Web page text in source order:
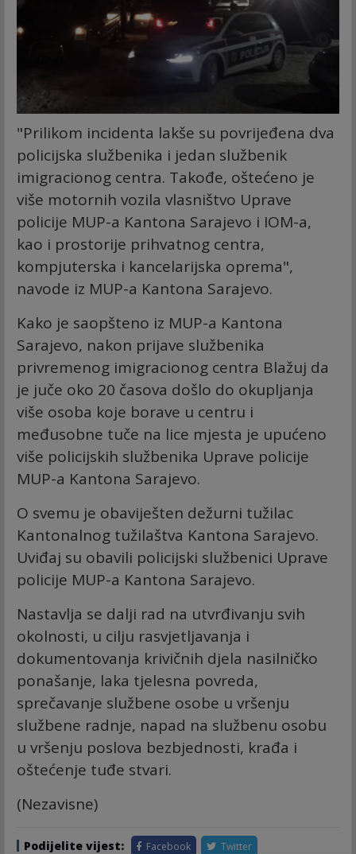
"Prilikom incidenta lakše su povrijeđena dva
policijska službenika i jedan službenik
imigracionog centra. Takođe, oštećeno je
više motornih vozila vlasništvo Uprave
policije MUP-a Kantona Sarajevo i IOM-a,
kao i prostorije prihvatnog centra,
kompjuterska i kancelarijska oprema",
navode iz MUP-a Kantona Sarajevo.
Kako je saopšteno iz MUP-a Kantona
Sarajevo, nakon prijave službenika
privremenog imigracionog centra Blažuj da
je juče oko 20 časova došlo do okupljanja
više osoba koje borave u centru i
međusobne tuče na lice mjesta je upućeno
više policijskih službenika Uprave policije
MUP-a Kantona Sarajevo.
O svemu je obaviješten dežurni tužilac
Kantonalnog tužilaštva Kantona Sarajevo.
Uviđaj su obavili policijski službenici Uprave
policije MUP-a Kantona Sarajevo.
Nastavlja se dalji rad na utvrđivanju svih
okolnosti, u cilju rasvjetljavanja i
dokumentovanja krivičnih djela nasilničko
ponašanje, laka tjelesna povreda,
sprečavanje službene osobe u vršenju
službene radnje, napad na službenu osobu
u vršenju poslova bezbjednosti, krađa i
oštećenje tuđe stvari.
(Nezavisne)
Podijelite vijest: Facebook Twitter